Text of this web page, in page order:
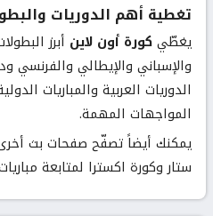
تغطية أهم الدوريات
يغطّيكورة أون لاين أبرز
والإسباني والإيطالي والفرنسي
الدوريات العربية والمباريات
المواجهات المهمة.
يمكنك أيضاً تصفّح صفحات بث
ستاروكورة اكسترا لمتابعة